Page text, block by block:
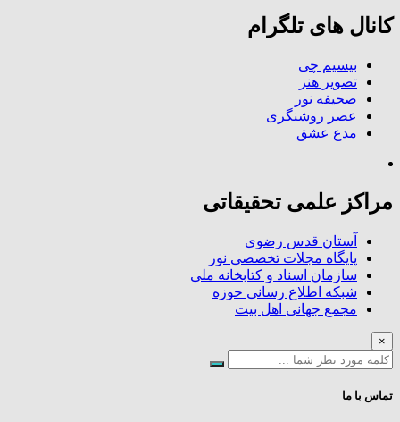
کانال های تلگرام
بیسیم چی
تصویر هنر
صحیفه نور
عصر روشنگری
مدع عشق
مراکز علمی تحقیقاتی
آستان قدس رضوی
پایگاه مجلات تخصصی نور
سازمان اسناد و کتابخانه ملی
شبکه اطلاع رسانی حوزه
مجمع جهانی اهل بیت
×
تماس با ما